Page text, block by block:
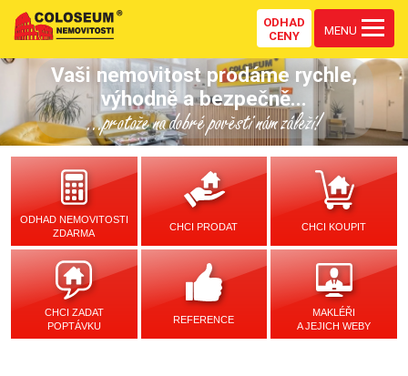
ODHAD
CENY
MENU
Vaši nemovitost prodáme rychle,
výhodně a bezpečně...
...protože na dobré pověsti nám záleží!
ODHAD NEMOVITOSTI
ZDARMA
CHCI PRODAT CHCI KOUPIT
CHCI ZADAT
POPTÁVKU
REFERENCE
MAKLÉŘI
A JEJICH WEBY